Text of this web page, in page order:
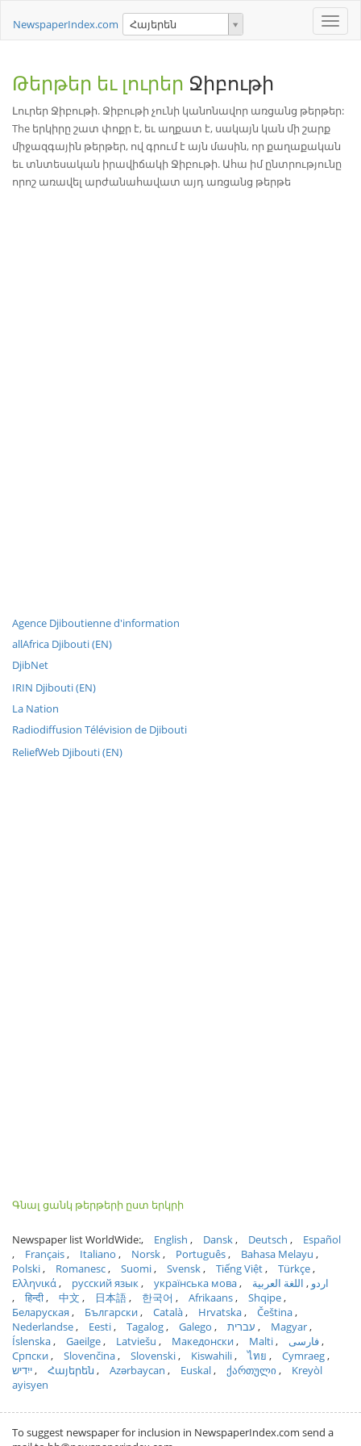
Toggle
NewspaperIndex.com Հայերեն
Թերթեր եւ լուրեր Ջիբութի
Լուրեր Ջիբութի. Ջիբութի չունի կանոնավոր առցանց թերթեր:
The երկիրը շատ փոքր է, եւ աղքատ է, սակայն կան մի շարք
միջազգային թերթեր, ով գրում է այն մասին, որ քաղաքական
եւ տնտեսական իրավիճակի Ջիբութի. Ահա իմ ընտրությունը
որոշ առավել արժանահավատ այդ առցանց թերթե
Agence Djiboutienne d'information
allAfrica Djibouti (EN)
DjibNet
IRIN Djibouti (EN)
La Nation
Radiodiffusion Télévision de Djibouti
ReliefWeb Djibouti (EN)
Գնալ ցանկ թերթերի ըստ երկրի
Newspaper list WorldWide: English Dansk Deutsch
Español
Français
Italiano Norsk Português
Bahasa Melayu
Polski
Romanesc Suomi Svensk Tiếng Việt
Türkçe
Ελληνικά
русский язык українська мова اردو
اللغة العربية
हिन्दी
中文 日本語 한국어 Afrikaans
Shqipe
Беларуская
Български Català Hrvatska
Čeština
Nederlandse
Eesti Tagalog Galego עברית
Magyar
Íslenska
Gaeilge Latviešu Македонски Malti
فارسی
Српски
Slovenčina Slovenski Kiswahili ไทย
Cymraeg
ייִדיש
Հայերեն Azərbaycan Euskal ქართული
Kreyòl
ayisyen
To suggest newspaper for inclusion in NewspaperIndex.com send a